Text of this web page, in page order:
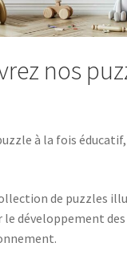
nos
à la fois
de puzzles
le développement